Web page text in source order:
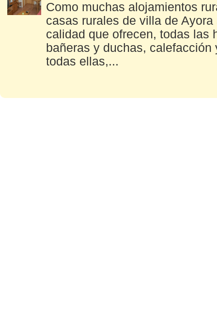
Como muchas alojamientos
casas rurales de villa de
calidad que ofrecen, todas las
bañeras y duchas,
todas ellas,...